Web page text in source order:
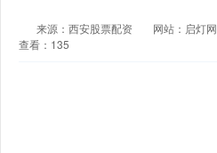
来源：西安股票配资 网站：启灯网
查看：135